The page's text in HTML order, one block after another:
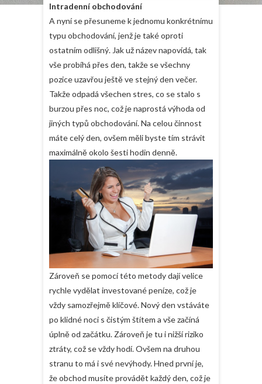
Intradenní obchodování
A nyní se přesuneme k jednomu konkrétnímu
typu obchodování, jenž je také oproti
ostatním odlišný. Jak už název napovídá, tak
vše probíhá přes den, takže se všechny
pozice uzavřou ještě ve stejný den večer.
Takže odpadá všechen stres, co se stalo s
burzou přes noc, což je naprostá výhoda od
jiných typů obchodování. Na celou činnost
máte celý den, ovšem měli byste tím strávit
maximálně okolo šesti hodin denně.
Zároveň se pomocí této metody dají velice
rychle vydělat investované peníze, což je
vždy samozřejmě klíčové. Nový den vstáváte
po klidné noci s čistým štítem a vše začíná
úplně od začátku. Zároveň je tu i nižší riziko
ztráty, což se vždy hodí. Ovšem na druhou
stranu to má i své nevýhody. Hned první je,
že obchod musíte provádět každý den, což je